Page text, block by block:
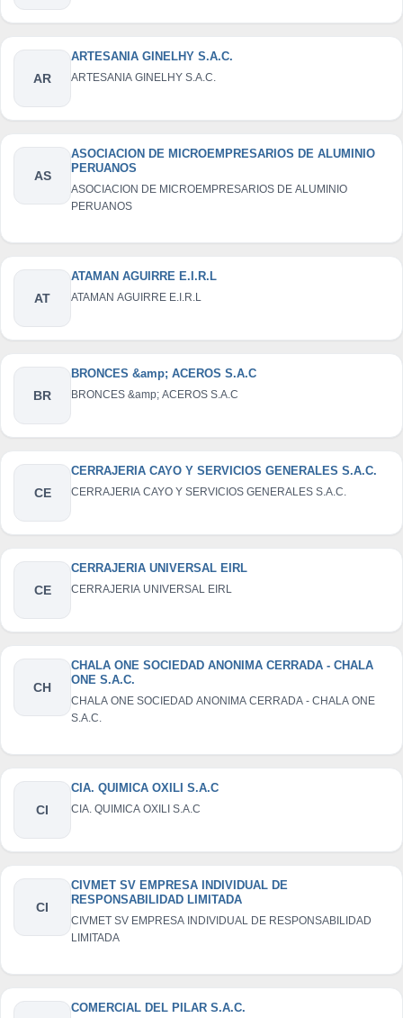
AR
ARTESANIA GINELHY S.A.C.
ARTESANIA GINELHY S.A.C.
AS
ASOCIACION DE MICROEMPRESARIOS DE ALUMINIO
PERUANOS
ASOCIACION DE MICROEMPRESARIOS DE ALUMINIO
PERUANOS
AT
ATAMAN AGUIRRE E.I.R.L
ATAMAN AGUIRRE E.I.R.L
BR
BRONCES &amp; ACEROS S.A.C
BRONCES &amp; ACEROS S.A.C
CE
CERRAJERIA CAYO Y SERVICIOS GENERALES S.A.C.
CERRAJERIA CAYO Y SERVICIOS GENERALES S.A.C.
CE
CERRAJERIA UNIVERSAL EIRL
CERRAJERIA UNIVERSAL EIRL
CH
CHALA ONE SOCIEDAD ANONIMA CERRADA - CHALA
ONE S.A.C.
CHALA ONE SOCIEDAD ANONIMA CERRADA - CHALA ONE
S.A.C.
CI
CIA. QUIMICA OXILI S.A.C
CIA. QUIMICA OXILI S.A.C
CI
CIVMET SV EMPRESA INDIVIDUAL DE
RESPONSABILIDAD LIMITADA
CIVMET SV EMPRESA INDIVIDUAL DE RESPONSABILIDAD
LIMITADA
COMERCIAL DEL PILAR S.A.C.